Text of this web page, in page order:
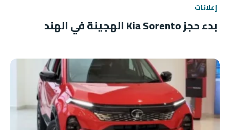
إعلانات
بدء حجز Kia Sorento الهجينة في الهند